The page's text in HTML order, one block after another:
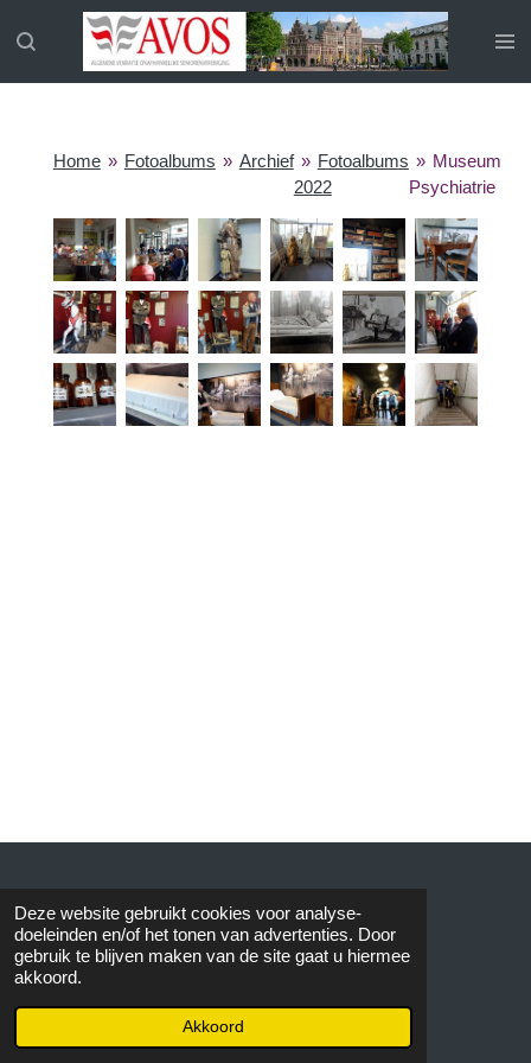
Deze website gebruikt cookies voor analyse-
doeleinden en/of het tonen van advertenties. Door
gebruik te blijven maken van de site gaat u hiermee
akkoord.
Akkoord
direct
Home » Fotoalbums » Archief » Fotoalbums
2022
» Museum
Psychiatrie
© 2015 AVOS